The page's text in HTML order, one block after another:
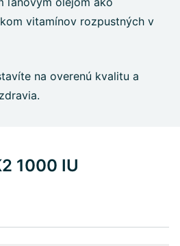
vitamínov rozpustných v
na overenú kvalitu a
1000 IU